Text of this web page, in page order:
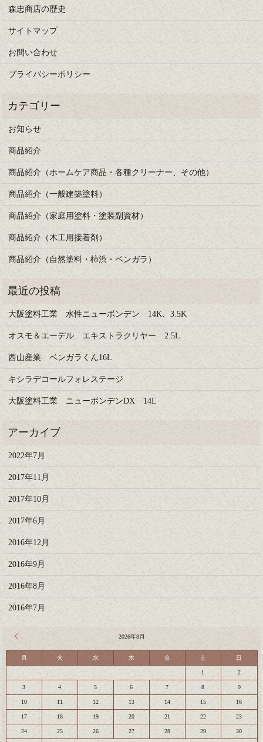
森忠商店の歴史
サイトマップ
お問い合わせ
プライバシーポリシー
お知らせ
商品紹介
商品紹介（ホームケア商品・各種クリーナー、その他）
商品紹介（一般建築塗料）
商品紹介（家庭用塗料・塗装副資材）
商品紹介（木工用接着剤）
商品紹介（自然塗料・柿渋・ベンガラ）
大阪塗料工業 水性ニューボンデン 14K、3.5K
オスモ＆エーデル エキストラクリヤー 2.5L
西山産業 ベンガラくん16L
キシラデコールフォレステージ
大阪塗料工業 ニューボンデンDX 14L
2022年7月
2017年11月
2017年10月
2017年6月
2016年12月
2016年9月
2016年8月
2016年7月
2026年8月
月 火 水 木 金 土 日
1 2
3 4 5 6 7 8 9
10 11 12 13 14 15 16
17 18 19 20 21 22 23
24 25 26 27 28 29 30